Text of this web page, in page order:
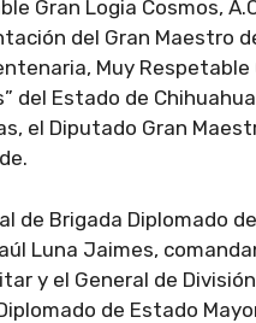
Gran Logia Cosmos,
del Gran Maestro
Muy Respetable
del Estado de
el Diputado Gran
de Brigada Diplomado
Luna Jaimes,
y el General de
de Estado